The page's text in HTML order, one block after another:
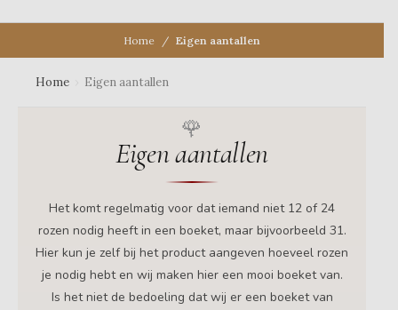
Home Eigen aantallen
Home Eigen aantallen
Eigen aantallen
Het komt regelmatig voor dat iemand niet 12 of 24
rozen nodig heeft in een boeket, maar bijvoorbeeld 31.
Hier kun je zelf bij het product aangeven hoeveel rozen
je nodig hebt en wij maken hier een mooi boeket van.
Is het niet de bedoeling dat wij er een boeket van